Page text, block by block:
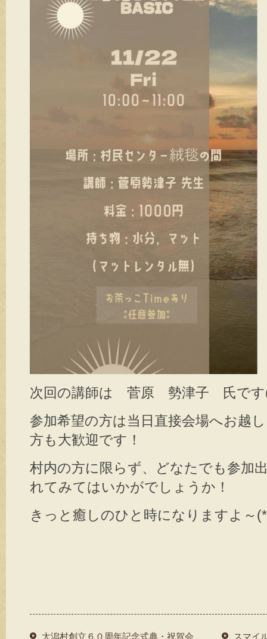
次回の講師は 菅原 勢津子 氏です
参加希望の方は当日直接会場へお越
方も大歓迎です！
村内の方に限らず、どなたでも参加
れてみてはいかがでしょうか！
きっと癒しのひと時になりますよ～
大潟村創立６０周年記念式典・祝賀会 スマイ